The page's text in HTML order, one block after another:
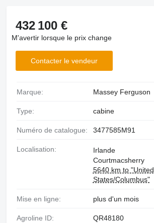
432 100 €
M'avertir lorsque le prix change
Contacter le vendeur
Marque: Massey Ferguson
Type: cabine
Numéro de catalogue: 3477585M91
Localisation:
Irlande
Courtmacsherry
5640 km to "United
States/Columbus"
Mise en ligne: plus d'un mois
Agroline ID: QR48180